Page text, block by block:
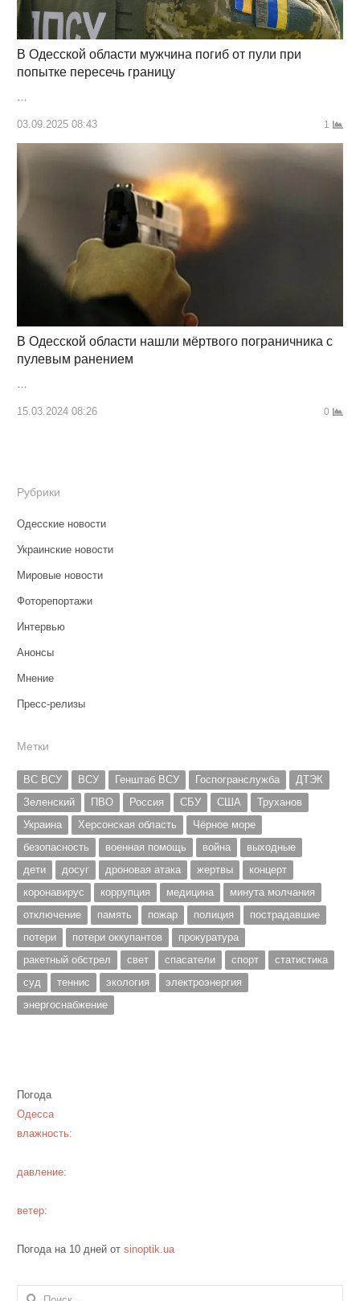
В Одесской области мужчина погиб от пули при
попытке пересечь границу
03.09.2025 08:43 1
В Одесской области нашли мёртвого пограничника с
пулевым ранением
15.03.2024 08:26 0
Рубрики
Одесские новости
Украинские новости
Мировые новости
Фоторепортажи
Интервью
Анонсы
Мнение
Пресс-релизы
Метки
ВС ВСУ ВСУ Генштаб ВСУ Госпогранслужба
ДТЭК
Зеленский
ПВО Россия СБУ США
Труханов
Украина
Херсонская область
Чёрное море
безопасность
военная помощь война
выходные
дети
досуг дроновая атака жертвы
концерт
коронавирус
коррупция медицина
минута молчания
отключение
память пожар полиция
пострадавшие
потери
потери оккупантов
прокуратура
ракетный обстрел
свет спасатели спорт
статистика
суд
теннис экология
электроэнергия
энергоснабжение
Погода
Одесса
влажность:
давление:
ветер:
Погода на 10 дней от sinoptik.ua
Найти: